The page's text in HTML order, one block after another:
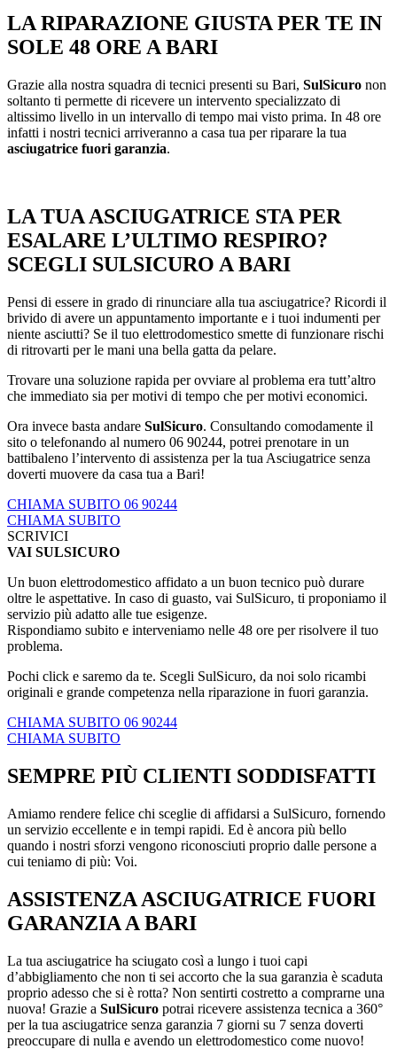
LA RIPARAZIONE GIUSTA PER TE IN
SOLE 48 ORE A BARI
Grazie alla nostra squadra di tecnici presenti su Bari, SulSicuro non
soltanto ti permette di ricevere un intervento specializzato di
altissimo livello in un intervallo di tempo mai visto prima. In 48 ore
infatti i nostri tecnici arriveranno a casa tua per riparare la tua
asciugatrice fuori garanzia.
LA TUA ASCIUGATRICE STA PER
ESALARE L’ULTIMO RESPIRO?
SCEGLI SULSICURO A BARI
Pensi di essere in grado di rinunciare alla tua asciugatrice? Ricordi il
brivido di avere un appuntamento importante e i tuoi indumenti per
niente asciutti? Se il tuo elettrodomestico smette di funzionare rischi
di ritrovarti per le mani una bella gatta da pelare.
Trovare una soluzione rapida per ovviare al problema era tutt’altro
che immediato sia per motivi di tempo che per motivi economici.
Ora invece basta andare SulSicuro. Consultando comodamente il
sito o telefonando al numero 06 90244, potrei prenotare in un
battibaleno l’intervento di assistenza per la tua Asciugatrice senza
doverti muovere da casa tua a Bari!
CHIAMA SUBITO 06 90244
CHIAMA SUBITO
SCRIVICI
VAI SULSICURO
Un buon elettrodomestico affidato a un buon tecnico può durare
oltre le aspettative. In caso di guasto, vai SulSicuro, ti proponiamo il
servizio più adatto alle tue esigenze.
Rispondiamo subito e interveniamo nelle 48 ore per risolvere il tuo
problema.
Pochi click e saremo da te. Scegli SulSicuro, da noi solo ricambi
originali e grande competenza nella riparazione in fuori garanzia.
CHIAMA SUBITO 06 90244
CHIAMA SUBITO
SEMPRE PIÙ CLIENTI SODDISFATTI
Amiamo rendere felice chi sceglie di affidarsi a SulSicuro, fornendo
un servizio eccellente e in tempi rapidi. Ed è ancora più bello
quando i nostri sforzi vengono riconosciuti proprio dalle persone a
cui teniamo di più: Voi.
ASSISTENZA ASCIUGATRICE FUORI
GARANZIA A BARI
La tua asciugatrice ha sciugato così a lungo i tuoi capi
d’abbigliamento che non ti sei accorto che la sua garanzia è scaduta
proprio adesso che si è rotta? Non sentirti costretto a comprarne una
nuova! Grazie a SulSicuro potrai ricevere assistenza tecnica a 360°
per la tua asciugatrice senza garanzia 7 giorni su 7 senza doverti
preoccupare di nulla e avendo un elettrodomestico come nuovo!